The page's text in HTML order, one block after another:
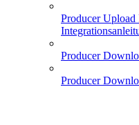
Producer
Producer
Producer